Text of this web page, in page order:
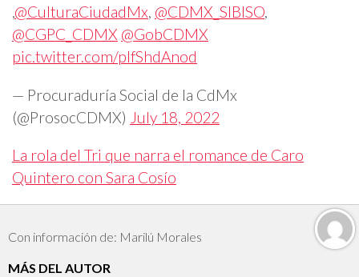
,@CulturaCiudadMx, @CDMX_SIBISO,
@CGPC_CDMX @GobCDMX
pic.twitter.com/pIfShdAnod
— Procuraduría Social de la CdMx
(@ProsocCDMX) July 18, 2022
La rola del Tri que narra el romance de Caro
Quintero con Sara Cosío
Con información de: Marilú Morales
MÁS DEL AUTOR